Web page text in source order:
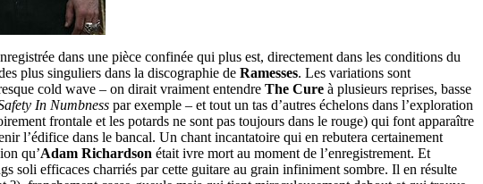
dans une pièce confinée qui plus est, directement dans les conditions du
plus singuliers dans la discographie de Ramesses. Les variations sont
cold wave – on dirait vraiment entendre The Cure à plusieurs reprises, basse
In Numbness par exemple – et tout un tas d’autres échelons dans l’exploration
frontale et les potards ne sont pas toujours dans le rouge) qui font apparaître
l’édifice dans le bancal. Un chant incantatoire qui en rebutera certainement
qu’Adam Richardson était ivre mort au moment de l’enregistrement. Et
soli efficaces charriés par cette guitare au grain infiniment sombre. Il en résulte